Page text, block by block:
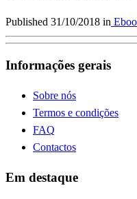
Published 31/10/2018 in
Informações gerais
Sobre nós
Termos e condições
FAQ
Contactos
Em destaque